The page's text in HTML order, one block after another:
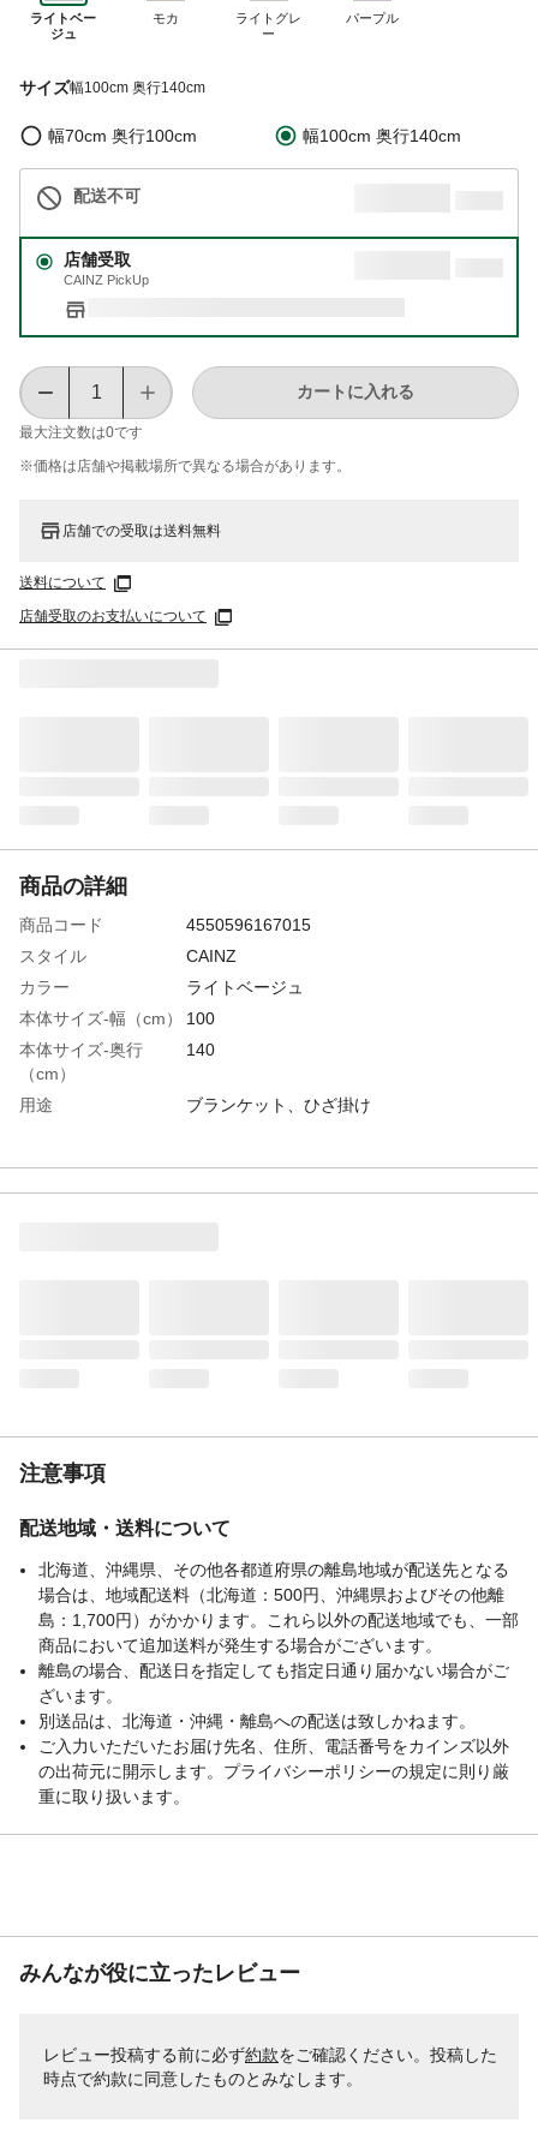
ライトベー
ジュ
モカ
ライトグレ
ー
パープル
サイズ幅100cm 奥行140cm
幅70cm 奥行100cm 幅100cm 奥行140cm
配送不可
店舗受取
CAINZ PickUp
最大注文数は0です
カートに入れる
※価格は​店舗や​掲載場所で​異なる​場合が​あります。
店舗での受取は送料無料
送料について
店舗受取のお支払いについて
商品の詳細
商品コード
4550596167015
スタイル
CAINZ
カラー
ライトベージュ
本体サイズ-幅（cm）
100
本体サイズ-奥行
（cm）
140
用途
ブランケット、ひざ掛け
注意事項
配送地域・送料について
北海道、沖縄県、その他各都道府県の離島地域が配送先となる
場合は、地域配送料（北海道：500円、沖縄県およびその他離
島：1,700円）がかかります。これら以外の配送地域でも、一部
商品において追加送料が発生する場合がございます。
離島の場合、配送日を指定しても指定日通り届かない場合がご
ざいます。
別送品は、北海道・沖縄・離島への配送は致しかねます。
ご入力いただいたお届け先名、住所、電話番号をカインズ以外
の出荷元に開示します。プライバシーポリシーの規定に則り厳
重に取り扱います。
みんなが役に立ったレビュー
レビュー投稿する前に必ず約款をご確認ください。投稿した
時点で約款に同意したものとみなします。